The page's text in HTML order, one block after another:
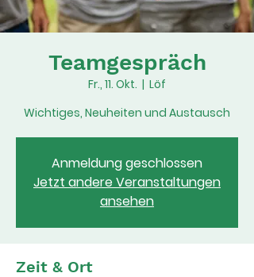
Teamgespräch
Fr., 11. Okt.
  |
Löf
Wichtiges, Neuheiten und Austausch
Anmeldung geschlossen
Jetzt andere Veranstaltungen
ansehen
Zeit & Ort